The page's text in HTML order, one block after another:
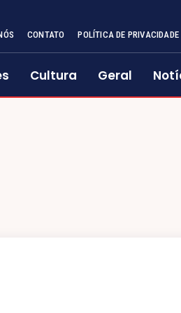
CONTATO POLÍTICA DE PRIVACIDADE
Cultura Geral